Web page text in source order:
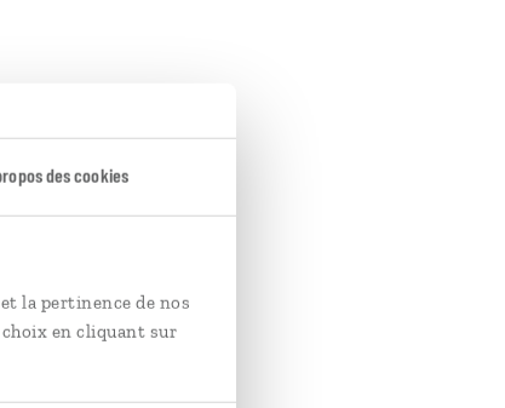
des cookies
la pertinence de nos
en cliquant sur
sans